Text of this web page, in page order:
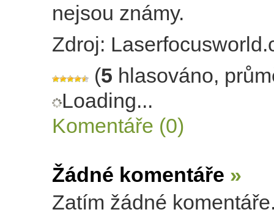
nejsou známy.
Zdroj:
(5 hlasováno,
Loading...
Komentáře (0)
Žádné komentáře »
Zatím žádné